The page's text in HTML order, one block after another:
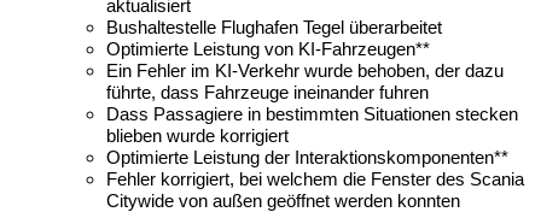
aktualisiert
Bushaltestelle Flughafen Tegel überarbeitet
Optimierte Leistung von KI-Fahrzeugen**
Ein Fehler im KI-Verkehr wurde behoben, der dazu
führte, dass Fahrzeuge ineinander fuhren
Dass Passagiere in bestimmten Situationen stecken
blieben wurde korrigiert
Optimierte Leistung der Interaktionskomponenten**
Fehler korrigiert, bei welchem die Fenster des Scania
Citywide von außen geöffnet werden konnten